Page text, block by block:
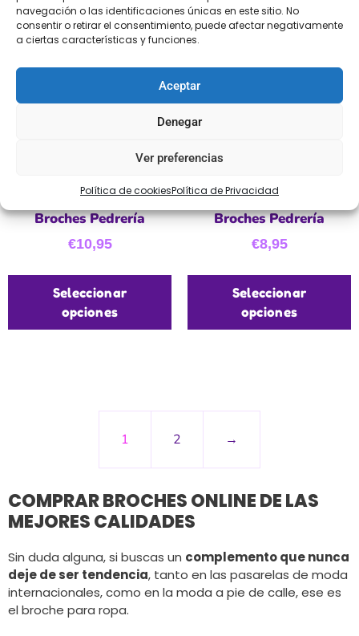
navegación o las identificaciones únicas en este sitio. No
consentir o retirar el consentimiento, puede afectar negativamente
a ciertas características y funciones.
Aceptar
Denegar
Ver preferencias
Política de cookiesPolítica de Privacidad
Broches Pedrería
€10,95
Seleccionar
opciones
Broches Pedrería
€8,95
Seleccionar
opciones
1 2 →
COMPRAR BROCHES ONLINE DE LAS
MEJORES CALIDADES
Sin duda alguna, si buscas un complemento que nunca
deje de ser tendencia, tanto en las pasarelas de moda
internacionales, como en la moda a pie de calle, ese es
el broche para ropa.